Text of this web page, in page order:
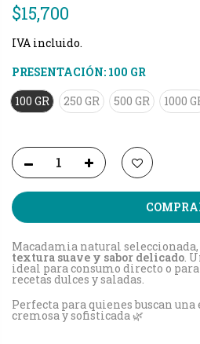
$15,700
IVA incluido.
PRESENTACIÓN: 100 GR
100 GR
250 GR 500 GR 1000
Macadamia natural
textura suave y sabor delicado .
ideal para consumo directo o
recetas dulces y saladas.
Perfecta para quienes buscan
cremosa y sofisticada 🌿